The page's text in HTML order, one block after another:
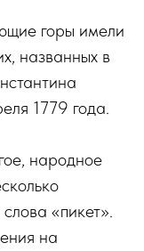
горы имели
названных в
1779 года.
народное
«пикет».
на